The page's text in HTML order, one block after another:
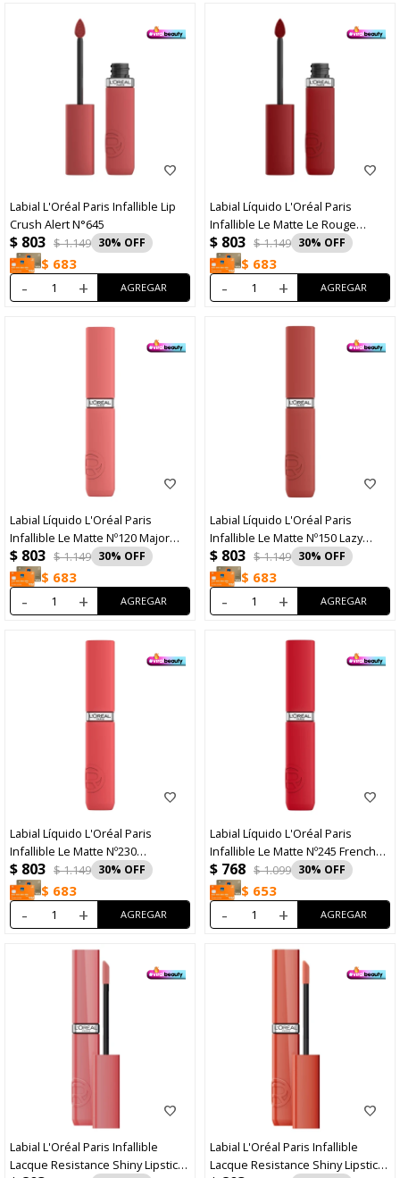
Labial L'Oréal Paris Infallible Lip
Crush Alert N°645
$ 803 $1.149 30
$ 683
- +
Labial Líquido L'Oréal Paris
Infallible Le Matte Le Rouge
N°420
$ 803 $1.149 30
$ 683
- +
Labial Líquido L'Oréal Paris
Infallible Le Matte Nº120 Major
Crush
$ 803 $1.149 30
$ 683
- +
Labial Líquido L'Oréal Paris
Infallible Le Matte Nº150 Lazy
Sunday
$ 803 $1.149 30
$ 683
- +
Labial Líquido L'Oréal Paris
Infallible Le Matte Nº230
Shopping Spree
$ 803 $1.149 30
$ 683
- +
Labial Líquido L'Oréal Paris
Infallible Le Matte Nº245 French
Kiss
$ 768 $1.099 30
$ 653
- +
Labial L'Oréal Paris Infallible
Lacque Resistance Shiny Lipstick
Labial L'Oréal Paris Infallible
Lacque Resistance Shiny Lipstick